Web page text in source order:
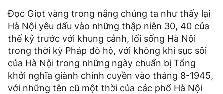
Đọc Giọt vàng trong nắng chúng ta như thấy lại
Hà Nội yêu dấu vào những thập niên 30, 40 của
thế kỷ trước với khung cảnh, lối sống Hà Nội
trong thời kỳ Pháp đô hộ, với không khí sục sôi
của Hà Nội trong những ngày chuẩn bị Tổng
khởi nghĩa giành chính quyền vào tháng 8-1945,
với những tên cũ một thời của các phố Hà Nội